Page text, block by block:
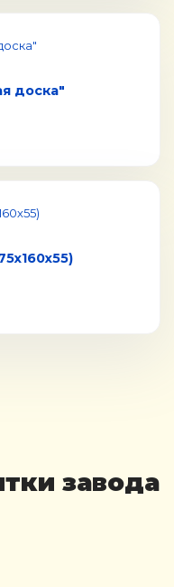
доска"
завода